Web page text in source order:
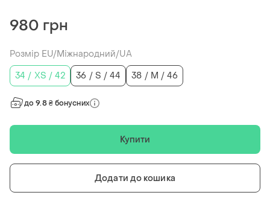
980 грн
Розмір EU/Міжнародний/UA
34 / XS / 42
36 / S / 44 38 / M / 46
до 9.8 ₴ бонусних
Купити
Додати до кошика